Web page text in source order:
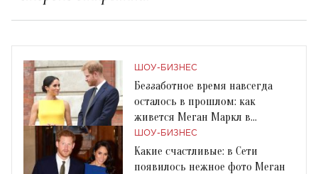
ШОУ-БИЗНЕС
Беззаботное время навсегда
осталось в прошлом: как
живется Меган Маркл в
королевском дворце?
ШОУ-БИЗНЕС
Какие счастливые: в Сети
появилось нежное фото Меган